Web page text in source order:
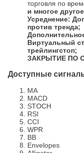
торговля по
и многое
Усреднение:
против тренда;
Виртуальный
трейлингстоп;
ЗАКРЫТИЕ ПО
Доступные
MA
MACD
STOCH
RSI
CCI
WPR
BB
Envelopes